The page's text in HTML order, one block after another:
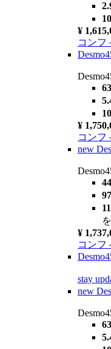
¥
コンフ
¥
コンフ
new
¥
コンフ
stay
new